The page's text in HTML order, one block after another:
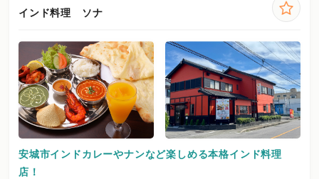
インド料理 ソナ
安城市インドカレーやナンなど楽しめる本格インド料理
店！